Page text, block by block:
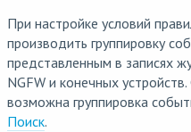
При настройке условий
производить группировку
представленным в записях
NGFW и конечных
возможна группировка
Поиск.